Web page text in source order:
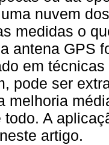
nuvem
medidas o
antena GPS
em
pode ser
melhoria
todo. A
artigo.